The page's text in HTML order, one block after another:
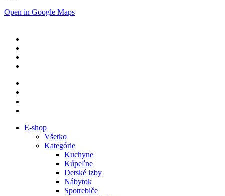
Open in Google Maps
E-shop
Všetko
Kategórie
Kuchyne
Kúpeľne
Detské izby
Nábytok
Spotrebiče